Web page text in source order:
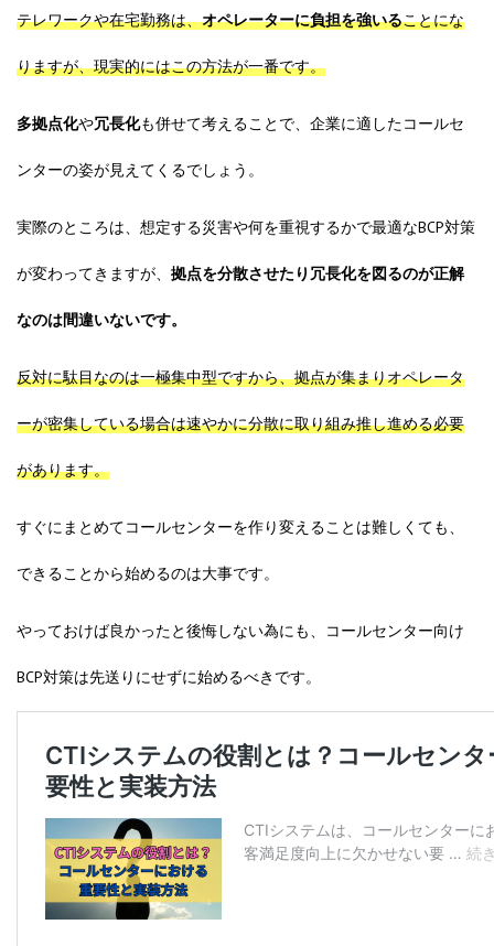
テレワークや在宅勤務は、オペレーターに負担を強いることにな
りますが、現実的にはこの方法が一番です。
多拠点化や冗長化も併せて考えることで、企業に適したコールセ
ンターの姿が見えてくるでしょう。
実際のところは、想定する災害や何を重視するかで最適なBCP対策
が変わってきますが、 拠点を分散させたり冗長化を図るのが正解
なのは間違いないです。
反対に駄目なのは一極集中型ですから、拠点が集まりオペレータ
ーが密集している場合は速やかに分散に取り組み推し進める必要
があります。
すぐにまとめてコールセンターを作り変えることは難しくても、
できることから始めるのは大事です。
やっておけば良かったと後悔しない為にも、コールセンター向け
BCP対策は先送りにせずに始めるべきです。